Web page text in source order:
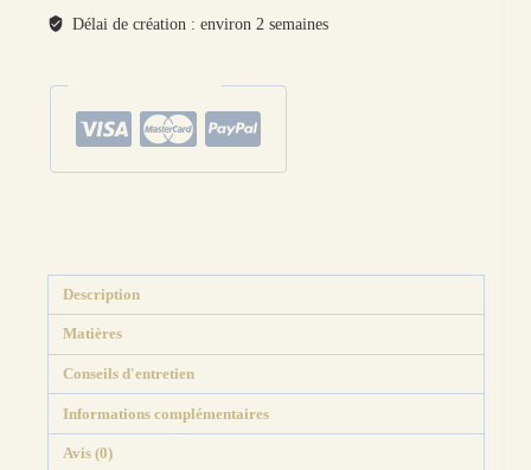
d'oreilles fleurs
flower
power
Délai de création : environ 2 semaines
Description
Matières
Conseils d'entretien
Informations complémentaires
Avis (0)